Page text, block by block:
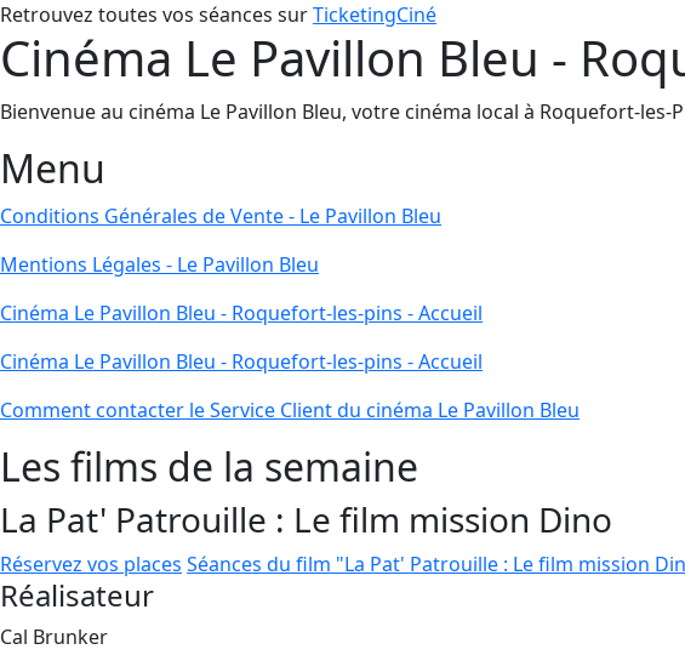
Retrouvez toutes vos séances surTicketingCiné
Cinéma Le Pavillon Bleu -
Bienvenue au cinéma Le Pavillon Bleu, votre cinéma local à Roquefort-
Menu
Conditions Générales de Vente - Le Pavillon Bleu
Mentions Légales - Le Pavillon Bleu
Cinéma Le Pavillon Bleu - Roquefort-les-pins - Accueil
Cinéma Le Pavillon Bleu - Roquefort-les-pins - Accueil
Comment contacter le Service Client du cinéma Le Pavillon Bleu
Les films de la semaine
La Pat' Patrouille : Le film mission Dino
Réservez vos places Séances du film "La Pat' Patrouille : Le film mission
Réalisateur
Cal Brunker